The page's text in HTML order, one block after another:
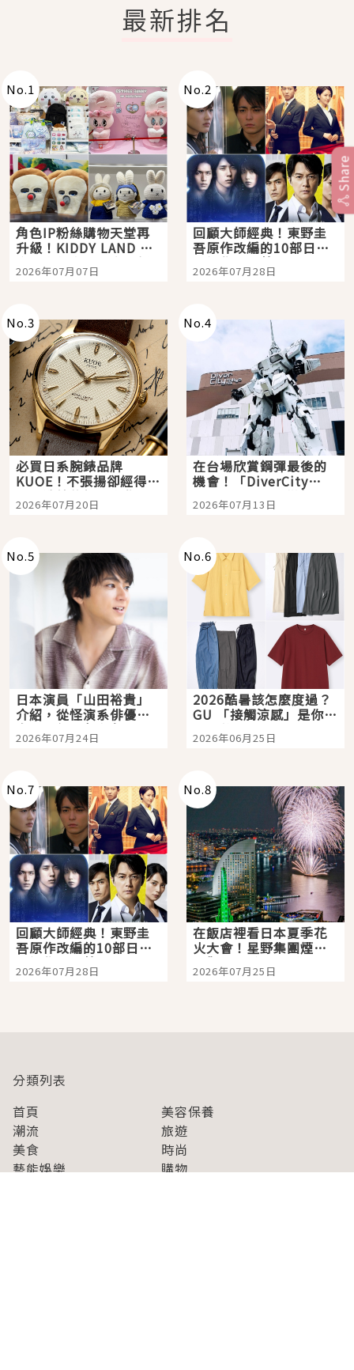
最新排名
No.1
角色IP粉絲購物天堂再
升級！KIDDY LAND 原
宿店吉伊卡哇迎客，新
開幕 OMOKADO 店3分
2026年07月07日
No.2
回顧大師經典！東野圭
吾原作改編的10部日本
影視作品推薦
2026年07月28日
No.3
必買日系腕錶品牌
KUOE！不張揚卻經得起
時間洗鍊的經典之作五
選
2026年07月20日
No.4
在台場欣賞鋼彈最後的
機會！「DiverCity
Tokyo Plaza」搭船、
購物、美食及夜景，一
2026年07月13日
No.5
日本演員「山田裕貴」
介紹，從怪演系俳優走
向國民級日劇主角
2026年07月24日
No.6
2026酷暑該怎麼度過？
GU 「接觸涼感」是你的
夏日救星
2026年06月25日
No.7
回顧大師經典！東野圭
吾原作改編的10部日本
影視作品推薦
2026年07月28日
No.8
在飯店裡看日本夏季花
火大會！星野集團煙火
景觀飯店6選，讓你不用
人擠人悠閒欣賞
2026年07月25日
Share
分類列表
首頁
美容保養
潮流
旅遊
美食
時尚
藝能娛樂
購物